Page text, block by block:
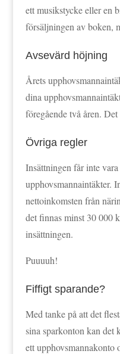
ett musikstycke eller en
försäljningen av boken,
Avsevärd höjning
Årets
dina
föregående två åren.
Övriga regler
Insättningen får inte vara
upphovsmannaintäkter.
nettoinkomsten från
det finnas minst 30 000
insättningen.
Puuuuh!
Fiffigt sparande?
Med tanke på att det
sina sparkonton kan det
ett upphovsmannakonto